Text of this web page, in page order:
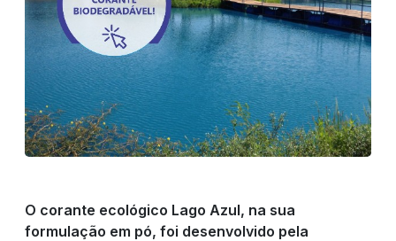
PRODUTOS
O corante ecológico Lago Azul, na sua
formulação em pó, foi desenvolvido pela